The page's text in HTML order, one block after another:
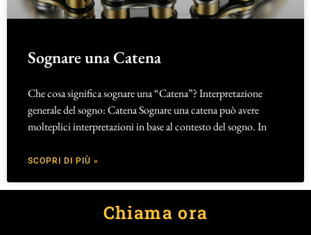
Sognare una Catena
Che cosa significa sognare una “Catena”? Interpretazione
generale del sogno: Catena Sognare una catena può avere
molteplici interpretazioni in base al contesto del sogno. In
SCOPRI DI PIÙ »
Chiama ora